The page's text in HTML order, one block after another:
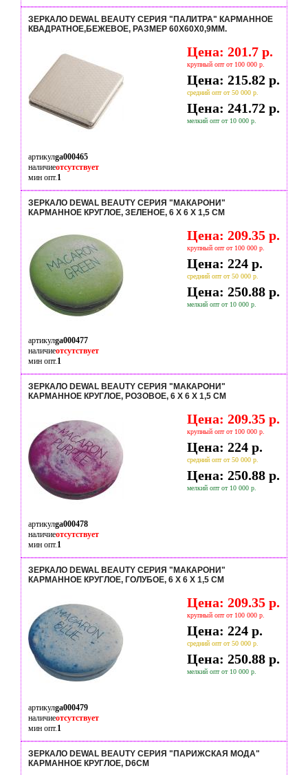
ЗЕРКАЛО DEWAL BEAUTY СЕРИЯ "ПАЛИТРА" КАРМАННОЕ
КВАДРАТНОЕ,БЕЖЕВОЕ, РАЗМЕР 60Х60Х0,9ММ.
Цена: 201.7 р.
крупный опт от 100 000 р.
Цена: 215.82 р.
средний опт от 50 000 р.
Цена: 241.72 р.
мелкий опт от 10 000 р.
артикулga000465
наличиеотсутствует
мин опт.1
ЗЕРКАЛО DEWAL BEAUTY СЕРИЯ "МАКАРОНИ"
КАРМАННОЕ КРУГЛОЕ, ЗЕЛЕНОЕ, 6 Х 6 Х 1,5 СМ
Цена: 209.35 р.
крупный опт от 100 000 р.
Цена: 224 р.
средний опт от 50 000 р.
Цена: 250.88 р.
мелкий опт от 10 000 р.
артикулga000477
наличиеотсутствует
мин опт.1
ЗЕРКАЛО DEWAL BEAUTY СЕРИЯ "МАКАРОНИ"
КАРМАННОЕ КРУГЛОЕ, РОЗОВОЕ, 6 Х 6 Х 1,5 СМ
Цена: 209.35 р.
крупный опт от 100 000 р.
Цена: 224 р.
средний опт от 50 000 р.
Цена: 250.88 р.
мелкий опт от 10 000 р.
артикулga000478
наличиеотсутствует
мин опт.1
ЗЕРКАЛО DEWAL BEAUTY СЕРИЯ "МАКАРОНИ"
КАРМАННОЕ КРУГЛОЕ, ГОЛУБОЕ, 6 Х 6 Х 1,5 СМ
Цена: 209.35 р.
крупный опт от 100 000 р.
Цена: 224 р.
средний опт от 50 000 р.
Цена: 250.88 р.
мелкий опт от 10 000 р.
артикулga000479
наличиеотсутствует
мин опт.1
ЗЕРКАЛО DEWAL BEAUTY СЕРИЯ "ПАРИЖСКАЯ МОДА"
КАРМАННОЕ КРУГЛОЕ, D6СМ